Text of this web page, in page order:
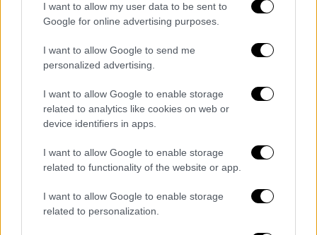
I want to allow my user data to be sent to
Google for online advertising purposes.
I want to allow Google to send me
personalized advertising.
I want to allow Google to enable storage
related to analytics like cookies on web or
device identifiers in apps.
I want to allow Google to enable storage
related to functionality of the website or app.
I want to allow Google to enable storage
related to personalization.
@GSCP_GR
@112Greece @hellenicpolice
pic.twitter.com/h6xyXubFNr
— Πυροσβεστικό Σώμα
(@pyrosvestiki)June 25, 2024
ΕΘΝΟΣ θα παρεμβαίνει και τα προσβλητικά σχόλια θα